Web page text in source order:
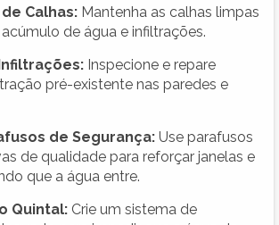
Calhas: Mantenha as calhas limpas
de água e infiltrações.
Inspecione e repare
pré-existente nas paredes e
de Segurança: Use parafusos
de qualidade para reforçar janelas e
que a água entre.
Quintal: Crie um sistema de